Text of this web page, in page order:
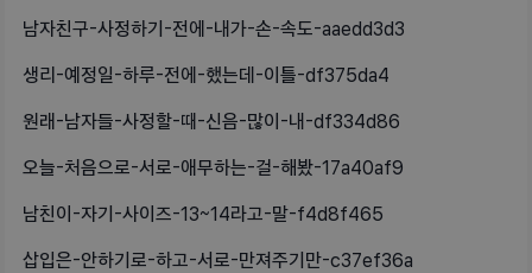
남자친구-사정하기-전에-내가-손-속도-aaedd3d3
생리-예정일-하루-전에-했는데-이틀-df375da4
원래-남자들-사정할-때-신음-많이-내-df334d86
오늘-처음으로-서로-애무하는-걸-해봤-17a40af9
남친이-자기-사이즈-13~14라고-말-f4d8f465
삽입은-안하기로-하고-서로-만져주기만-c37ef36a